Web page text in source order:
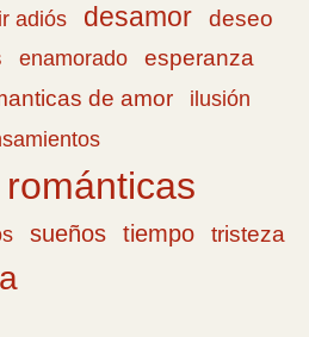
adiós desamor deseo
enamorado esperanza
de amor
ilusión
románticas
sueños tiempo
tristeza